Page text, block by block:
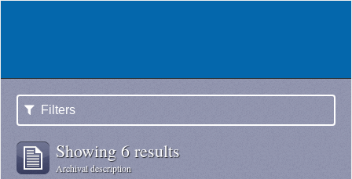
Filters
Showing 6 results
Archival description